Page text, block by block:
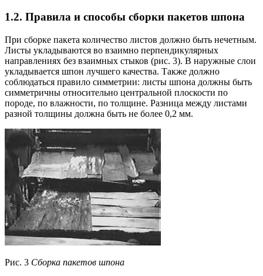
1.2. Правила и способы сборки пакетов шпона
При сборке пакета количество листов должно быть нечетным.
Листы укладываются во взаимно перпендикулярных
направлениях без взаимных стыков (рис. 3). В наружные слои
укладывается шпон лучшего качества. Также должно
соблюдаться правило симметрии: листы шпона должны быть
симметричны относительно центральной плоскости по
породе, по влажности, по толщине. Разница между листами
разной толщины должна быть не более 0,2 мм.
Рис. 3 Сборка пакетов шпона